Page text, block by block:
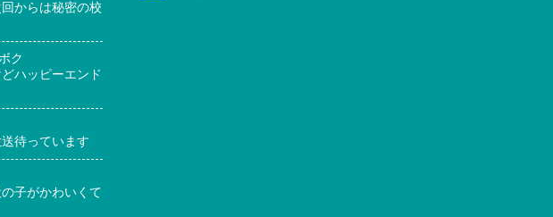
からは秘密の校
ク
ハッピーエンド
待っています
子がかわいくて